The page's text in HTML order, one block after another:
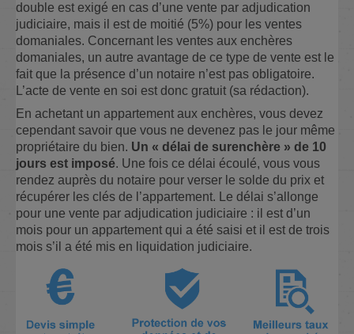
double est exigé en cas d’une vente par adjudication
judiciaire, mais il est de moitié (5%) pour les ventes
domaniales. Concernant les ventes aux enchères
domaniales, un autre avantage de ce type de vente est le
fait que la présence d’un notaire n’est pas obligatoire.
L’acte de vente en soi est donc gratuit (sa rédaction).
En achetant un appartement aux enchères, vous devez
cependant savoir que vous ne devenez pas le jour même
propriétaire du bien. Un « délai de surenchère » de 10
jours est imposé. Une fois ce délai écoulé, vous vous
rendez auprès du notaire pour verser le solde du prix et
récupérer les clés de l’appartement. Le délai s’allonge
pour une vente par adjudication judiciaire : il est d’un
mois pour un appartement qui a été saisi et il est de trois
mois s’il a été mis en liquidation judiciaire.